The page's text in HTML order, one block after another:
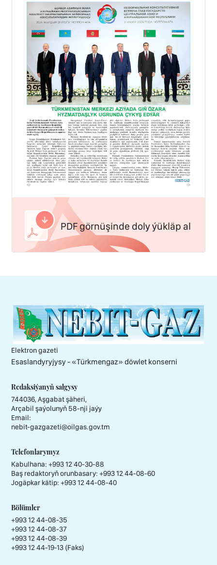
PDF görnüşinde doly ýükläp al
Elektron gazeti
Esaslandyryjysy - «Тürkmengaz» döwlet konserni
Redaksiýanyň salgysy
744036, Aşgabat şäheri,
Arçabil şaýolunyň 58-nji jaýy
Email:
nebit-gazgazeti@oilgas.gov.tm
Telefonlarymyz
Kabulhana: +993 12 40-30-88
Baş redaktoryň orunbasary: +993 12 44-08-60
Jogäpkar kätip: +993 12 44-08-40
Bölümler
+993 12 44-08-35
+993 12 44-08-37
+993 12 44-08-39
+993 12 44-19-13 (Faks)